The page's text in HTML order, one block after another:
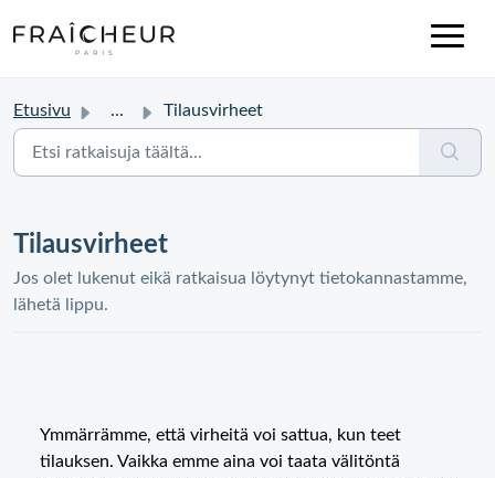
Etusivu ... Tilausvirheet
Tilausvirheet
Jos olet lukenut eikä ratkaisua löytynyt tietokannastamme,
lähetä lippu.
Ymmärrämme, että virheitä voi sattua, kun teet
tilauksen. Vaikka emme aina voi taata välitöntä